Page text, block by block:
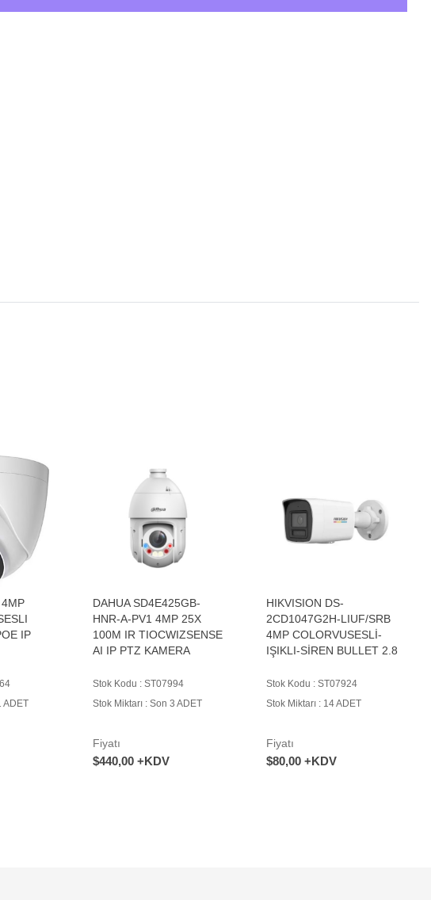
IP
ADET
DAHUA SD4E425GB-
HNR-A-PV1 4MP 25X
100M IR TIOCWIZSENSE
AI IP PTZ KAMERA
Stok Kodu : ST07994
Stok Miktarı : Son 3 ADET
Fiyatı
$440,00 +KDV
HIKVISION DS-
2CD1047G2H-LIUF/SRB
4MP COLORVUSESLİ-
IŞIKLI-SİREN BULLET 2.8
Stok Kodu : ST07924
Stok Miktarı : 14 ADET
Fiyatı
$80,00 +KDV